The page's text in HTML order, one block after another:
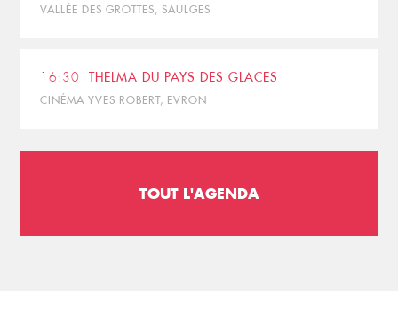
VALLÉE DES GROTTES, SAULGES
16:30 THELMA DU PAYS DES GLACES
CINÉMA YVES ROBERT, EVRON
TOUT L'AGENDA